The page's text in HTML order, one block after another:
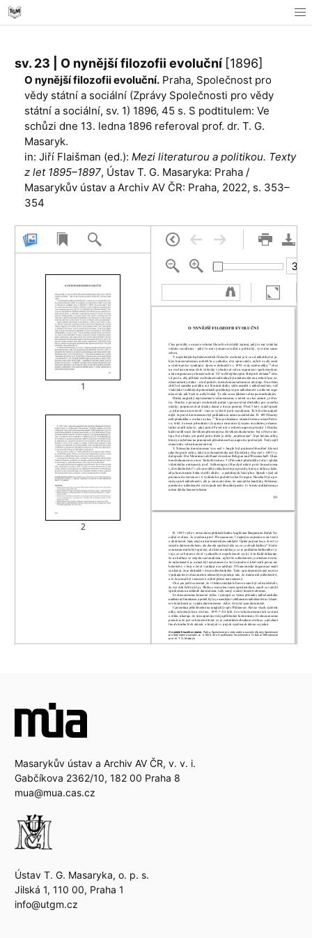
sv. 23 | O nynější filozofii evoluční [1896]
O nynější filozofii evoluční. Praha, Společnost pro
vědy státní a sociální (Zprávy Společnosti pro vědy
státní a sociální, sv. 1) 1896, 45 s. S podtitulem: Ve
schůzi dne 13. ledna 1896 referoval prof. dr. T. G.
Masaryk.
in: Jiří Flaišman (ed.): Mezi literaturou a politikou. Texty
z let 1895–1897, Ústav T. G. Masaryka: Praha /
Masarykův ústav a Archiv AV ČR: Praha, 2022, s. 353–
354
Masarykův ústav a Archiv AV ČR, v. v. i.
Gabčíkova 2362/10, 182 00 Praha 8
mua@mua.cas.cz
Ústav T. G. Masaryka, o. p. s.
Jilská 1, 110 00, Praha 1
info@utgm.cz